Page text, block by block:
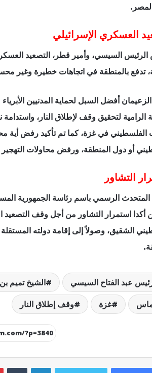
لمصر.
العسكري الإسرائيلي
السيسي، وأمير قطر، التصعيد
تدفع بالمنطقة في اتجاهات خطيرة وغير
أفضل السبل لحماية المدنيين
الرامية لتحقيق وقف لإطلاق النار، واستدامة
في غزة، كما تم تأكيد رفض أية
أو دول المنطقة، ورفض محاولات
التشاور
الرسمي باسم رئاسة الجمهورية
أكدا استمرار التشاور من أجل وقف
الشقيق، وصولاً إلى إقامة دولته
عبد الفتاح السيسي الشيخ تميم
غزة وقف إطلاق النار
لينكدإن